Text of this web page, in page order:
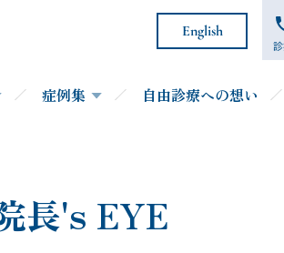
English
症例集 自由診療への想い
長's EYE